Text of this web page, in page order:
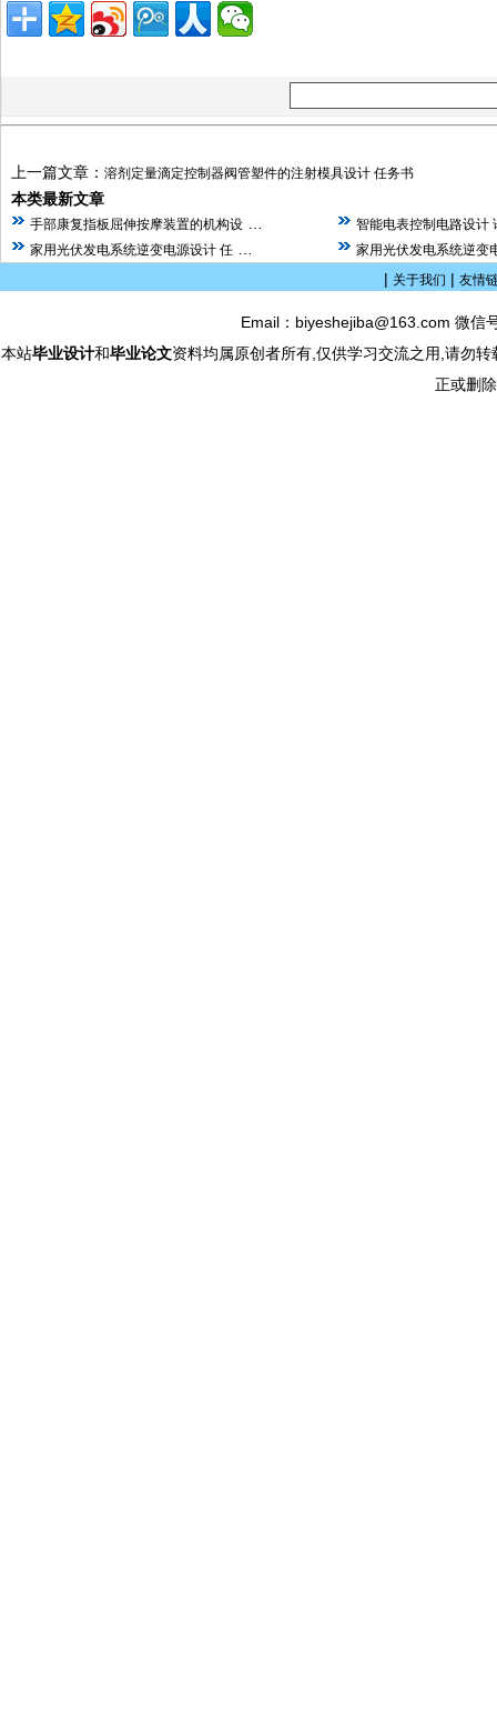
上一篇文章： 溶剂定量滴定控制器阀管塑件的注射模具设计 任务书
本类最新文章
手部康复指板屈伸按摩装置的机构设
智能电表控制电路设计
家用光伏发电系统逆变电源设计 任
家用光伏发电系统逆变
| 关于我们 | 友情
Email：biyeshejiba@163.com 微
本站毕业设计和毕业论文资料均属原创者所有,仅供学习交流之用,请勿
正或删